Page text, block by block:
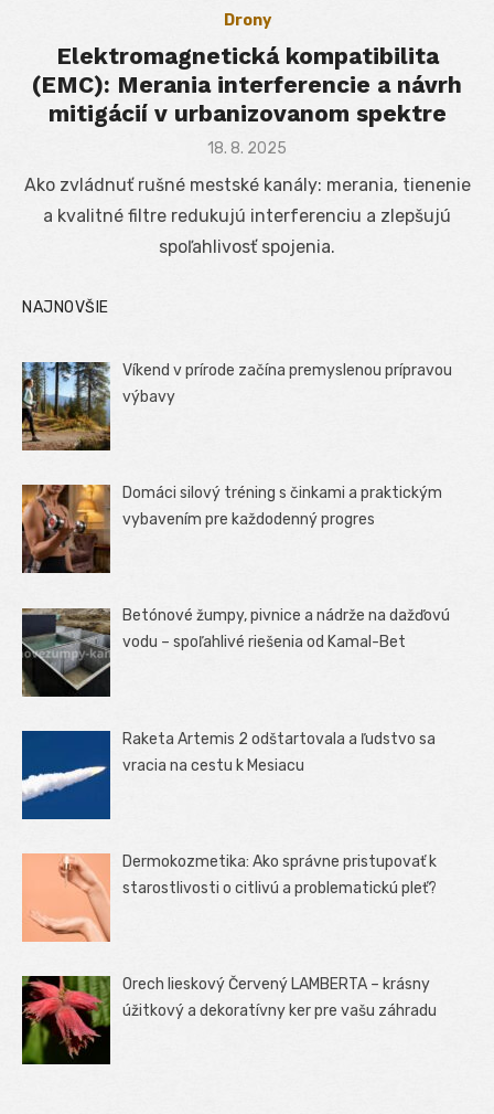
Drony
Elektromagnetická kompatibilita
(EMC): Merania interferencie a návrh
mitigácií v urbanizovanom spektre
Posted
18. 8. 2025
Ako zvládnuť rušné mestské kanály: merania, tienenie
a kvalitné filtre redukujú interferenciu a zlepšujú
spoľahlivosť spojenia.
NAJNOVŠIE
Víkend v prírode začína premyslenou prípravou
výbavy
Domáci silový tréning s činkami a praktickým
vybavením pre každodenný progres
Betónové žumpy, pivnice a nádrže na dažďovú
vodu – spoľahlivé riešenia od Kamal-Bet
Raketa Artemis 2 odštartovala a ľudstvo sa
vracia na cestu k Mesiacu
Dermokozmetika: Ako správne pristupovať k
starostlivosti o citlivú a problematickú pleť?
Orech lieskový Červený LAMBERTA – krásny
úžitkový a dekoratívny ker pre vašu záhradu